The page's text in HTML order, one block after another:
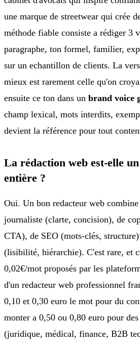
une marque de streetwear qui crée
méthode fiable consiste a rédiger 3
paragraphe, ton formel, familier,
sur un echantillon de clients. La
mieux est rarement celle qu'on
ensuite ce ton dans un brand voice
champ lexical, mots interdits,
devient la référence pour tout
La rédaction web est-elle
entière ?
Oui. Un bon redacteur web combine
journaliste (clarte, concision), de
CTA), de SEO (mots-clés,
(lisibilité, hiérarchie). C'est rare, et
0,02€/mot proposés par les
d'un redacteur web professionnel
0,10 et 0,30 euro le mot pour du
monter a 0,50 ou 0,80 euro pour
(juridique, médical, finance, B2B